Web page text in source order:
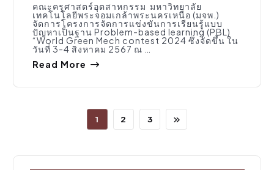
คณะครุศาสตร์อุตสาหกรรม มหาวิทยาลัย
เทคโนโลยีพระจอมเกล้าพระนครเหนือ (มจพ.)
จัดการโครงการจัดการแข่งขันการเรียนรู้แบบ
ปัญหาเป็นฐาน Problem-based learning (PBL)
“World Green Mech contest 2024 ซึ่งจัดขึ้น ใน
วันที่ 3-4 สิงหาคม 2567 ณ …
Read More
1 2 3